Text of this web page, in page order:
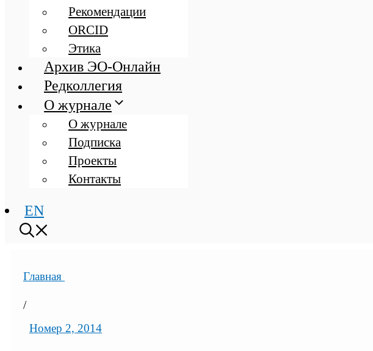
Рекомендации
ORCID
Этика
Архив ЭО-Онлайн
Редколлегия
О журнале
О журнале
Подписка
Проекты
Контакты
EN
Главная
/
Номер 2, 2014